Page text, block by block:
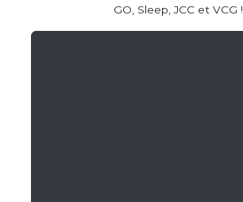
GO, Sleep, JCC et VCG !